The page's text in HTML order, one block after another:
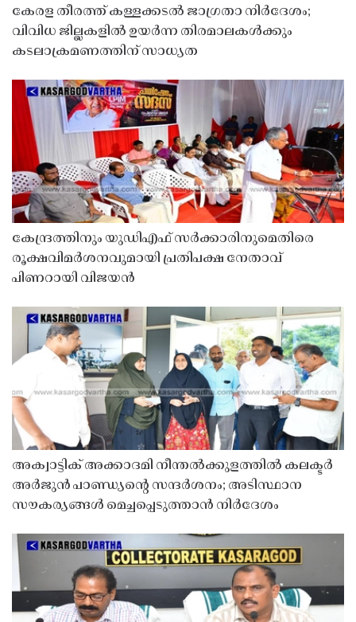
കേരള തീരത്ത് കള്ളക്കടൽ ജാഗ്രതാ നിർദേശം;
വിവിധ ജില്ലകളിൽ ഉയർന്ന തിരമാലകൾക്കും
കടലാക്രമണത്തിന് സാധ്യത
കേന്ദ്രത്തിനും യുഡിഎഫ് സർക്കാരിനുമെതിരെ
രൂക്ഷവിമർശനവുമായി പ്രതിപക്ഷ നേതാവ്
പിണറായി വിജയൻ
അക്വാട്ടിക് അക്കാദമി നീന്തൽക്കുളത്തിൽ കലക്ടർ
അർജുൻ പാണ്ഡ്യൻ്റെ സന്ദർശനം; അടിസ്ഥാന
സൗകര്യങ്ങൾ മെച്ചപ്പെടുത്താൻ നിർദേശം